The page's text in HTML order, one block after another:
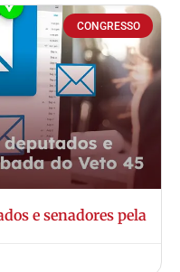
CONGRESSO
e senadores pela